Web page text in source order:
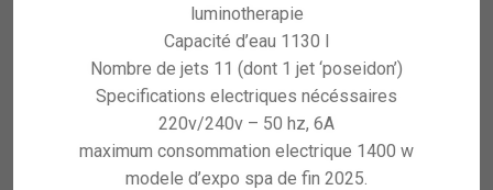
luminotherapie
Capacité d’eau 1130 l
Nombre de jets 11 (dont 1 jet ‘poseidon’)
Specifications electriques nécéssaires
220v/240v – 50 hz, 6A
maximum consommation electrique 1400 w
modele d’expo spa de fin 2025.